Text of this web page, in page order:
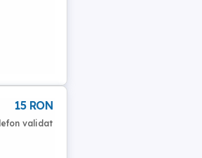
15 RON
validat